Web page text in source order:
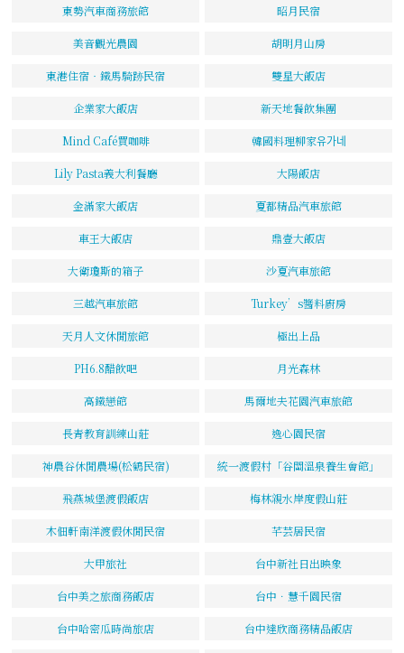
東勢汽車商務旅館 昭月民宿
美音觀光農園 胡明月山房
東港住宿‧鐵馬騎跡民宿 雙星大飯店
企業家大飯店 新天地餐飲集團
Mind Café買咖啡 韓國料理柳家유가네
Lily Pasta義大利餐廳 大陽飯店
金滿家大飯店 夏都精品汽車旅館
車王大飯店 鼎壹大飯店
大衛瓊斯的箱子 沙夏汽車旅館
三越汽車旅館 Turkey’s醬料廚房
天月人文休閒旅館 極出上品
PH6.8醋飲吧 月光森林
高鐵戀館 馬爾地夫花園汽車旅館
長青教育訓練山莊 逸心園民宿
神農谷休閒農場(松鶴民宿) 統一渡假村「谷關溫泉養生會館」
飛燕城堡渡假飯店 梅林親水岸度假山莊
木佃軒南洋渡假休閒民宿 芊芸居民宿
大甲旅社 台中新社日出映象
台中美之旅商務飯店 台中．慧千園民宿
台中哈密瓜時尚旅店 台中達欣商務精品飯店